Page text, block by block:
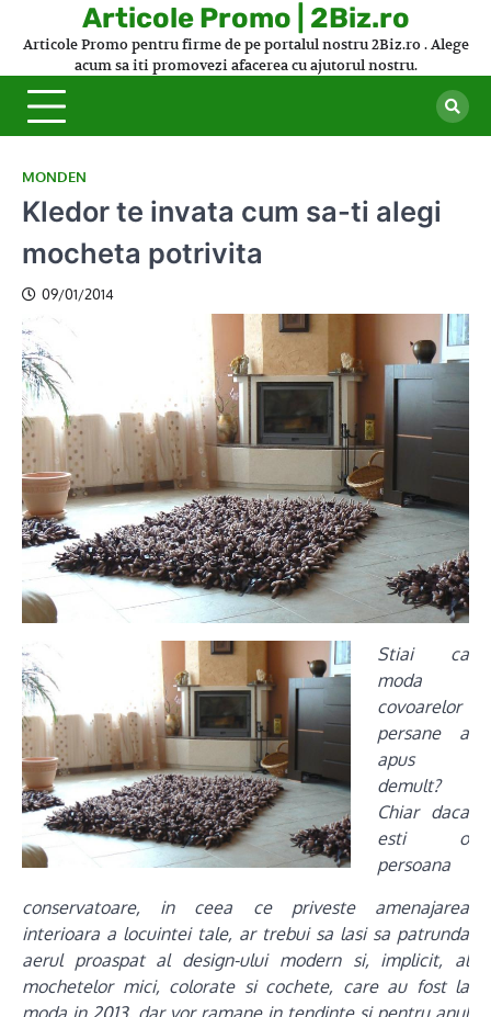
Articole Promo | 2Biz.ro
Articole Promo pentru firme de pe portalul nostru 2Biz.ro . Alege
acum sa iti promovezi afacerea cu ajutorul nostru.
MONDEN
Kledor te invata cum sa-ti alegi
mocheta potrivita
09/01/2014
Stiai ca
moda
covoarelor
persane a
apus
demult?
Chiar daca
esti o
persoana
conservatoare, in ceea ce priveste amenajarea
interioara a locuintei tale, ar trebui sa lasi sa patrunda
aerul proaspat al design-ului modern si, implicit, al
mochetelor mici, colorate si cochete, care au fost la
moda in 2013, dar vor ramane in tendinte si pentru anul